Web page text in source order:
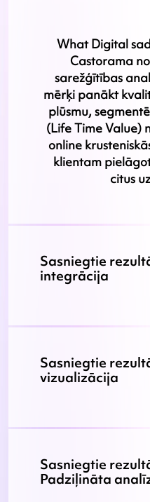
What Digital
Castorama
sarežģītības
mērķi panākt
plūsmu,
(Life Time Value)
online
klientam
citus
Sasniegtie
integrācija
Sasniegtie
vizualizācija
Sasniegtie
Padziļināta